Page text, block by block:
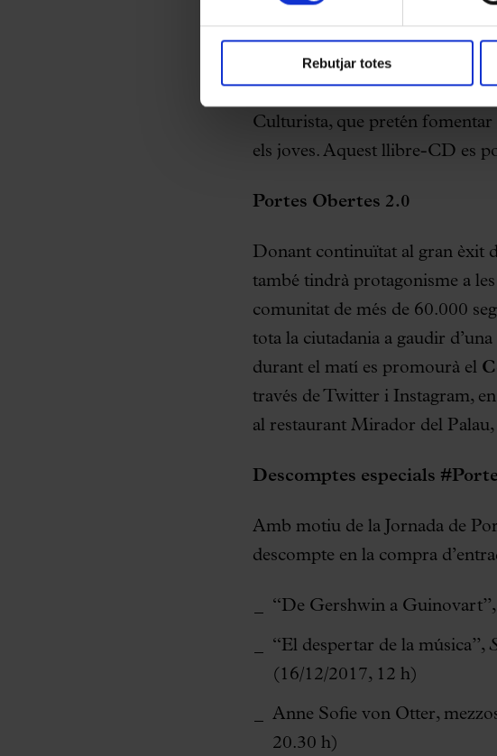
Rebutjar totes
compositor més explosiu,
“Concerts Familiars al Palau”,
publicació del Palau de la
Culturista, que pretén fomentar
els joves. Aquest llibre-CD es
Portes Obertes 2.0
Donant continuïtat al gran èxit
també tindrà protagonisme a
comunitat de més de 60.000
tota la ciutadania a gaudir
durant el matí es promourà el
través de Twitter i Instagram,
al restaurant Mirador del
Descomptes especials
Amb motiu de la Jornada de
descompte en la compra
“De Gershwin a
“El despertar de la música”,
(16/12/2017, 12 h)
Anne Sofie von Otter,
20.30 h)